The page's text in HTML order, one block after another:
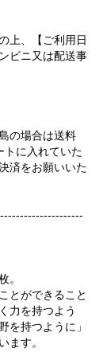
上、【ご利用日
ビニ又は配送事
の場合は送料
トに入れていた
済をお願いいた
。
とができること
力を持つよう
を持つように」
ます。